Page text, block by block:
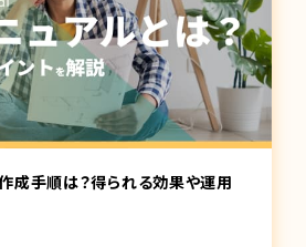
成手順は？得られる効果や運用